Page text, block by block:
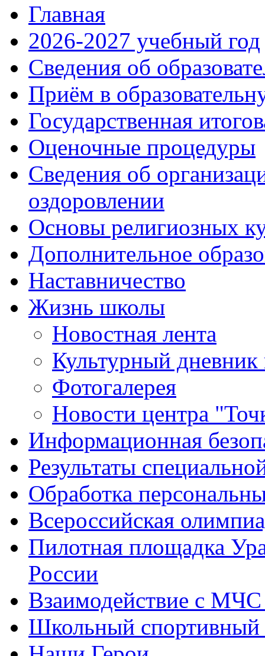
Главная
2026-2027 учебный год
Сведения об
Приём в
Государственная
Оценочные процедуры
Сведения об
оздоровлении
Основы религиозных
Дополнительное
Наставничество
Жизнь школы
Новостная лента
Культурный
Фотогалерея
Новости центра
Информационная
Результаты
Обработка
Всероссийская
Пилотная площадка
России
Взаимодействие с
Школьный